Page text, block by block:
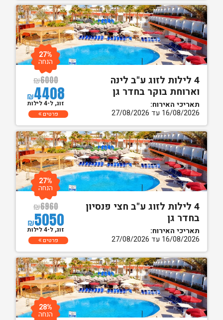
4 לילות לזוג ע"ב לינה
וארוחת בוקר בחדר גן
תאריכי האירוח:
16/08/2026 עד 27/08/2026
₪6000
₪4408
27%
הנחה
זוג, ל-4 לילות
פרטים
4 לילות לזוג ע"ב חצי פנסיון
בחדר גן
תאריכי האירוח:
16/08/2026 עד 27/08/2026
₪6960
₪5050
27%
הנחה
זוג, ל-4 לילות
פרטים
28%
הנחה